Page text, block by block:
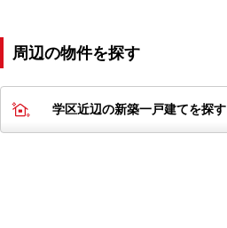
周辺の物件を探す
学区近辺の新築一戸建てを探す